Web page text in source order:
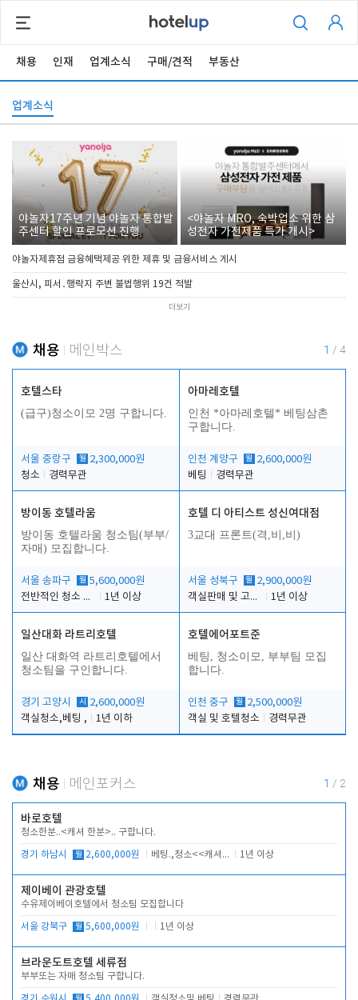
채용 인재 업계소식 구매/견적 부동산
업계소식
야놀자17주년 기념 야놀자 통합발
주센터 할인 프로모션 진행
<야놀자 MRO, 숙박업소 위한 삼
성전자 가전제품 특가 개시>
야놀자제휴점 금융혜택제공 위한 제휴 및 금융서비스 게시
울산시, 피서․행락지 주변 불법행위 19건 적발
더보기
채용 메인박스 1 / 4
호텔스타
(급구)청소이모 2명 구합니다.
서울 중랑구 월 2,300,000원
청소
경력무관
아마레호텔
인천 *아마레호텔* 베팅삼촌
구합니다.
인천 계양구 월 2,600,000원
베팅
경력무관
방이동 호텔라움
방이동 호텔라움 청소팀(부부/
자매) 모집합니다.
서울 송파구 월 5,600,000원
전반적인 청소 업무(객실청소.객실정리)
1년 이상
호텔 디 아티스트 성신여대점
3교대 프론트(격,비,비)
서울 성북구 월 2,900,000원
객실판매 및 고객응대
1년 이상
일산대화 라트리호텔
일산 대화역 라트리호텔에서
청소팀을 구인합니다.
경기 고양시 시
2,600,000원
객실청소,베팅 ,
1년 이하
호텔에어포트준
베팅, 청소이모, 부부팀 모집
합니다.
인천 중구 월 2,500,000원
객실 및 호텔청소
경력무관
채용 메인포커스 1 / 2
바로호텔
청소한분..<캐셔 한분>.. 구합니다.
경기 하남시 월 2,600,000원 베팅.,청소<<캐셔 모셔봅니다. 1년 이상
제이베이 관광호텔
수유제이베이호텔에서 청소팀 모집합니다
서울 강북구 월 5,600,000원 1년 이상
브라운도트호텔 세류점
부부또는 자매 청소팀 구합니다.